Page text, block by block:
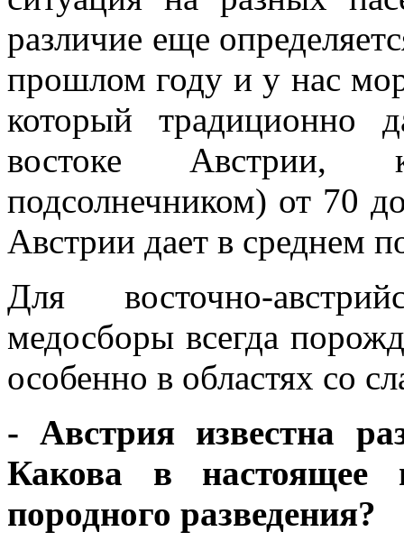
различие еще
прошлом году и у нас
который традиционно
востоке Австрии,
подсолнечником) от 70
Австрии дает в среднем
Для восточно-
медосборы всегда
особенно в областях со
- Австрия известна
Какова в настоящее
породного разведения?